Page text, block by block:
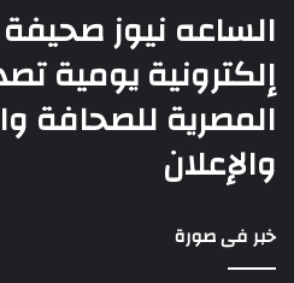
الساعه نيوز صحيفة
إلكترونية يومية
المصرية للصحافة
والإعلان
خبر فى صورة